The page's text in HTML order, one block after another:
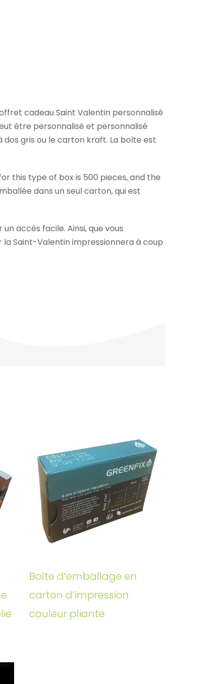
cadeau Saint Valentin personnalisé
être personnalisé et personnalisé
gris ou le carton kraft. La boîte est
this type of box is 500 pieces, and the
dans un seul carton, qui est
accès facile. Ainsi, que vous
Saint-Valentin impressionnera à coup
Boîte d’emballage en
carton d’impression
couleur pliante